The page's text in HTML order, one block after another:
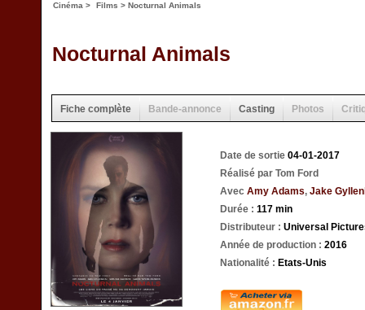
Cinéma > Films > Nocturnal Animals
Nocturnal Animals
Fiche complète Bande-annonce Casting Photos
Date de sortie 04-01-2017
Réalisé par Tom Ford
Avec Amy Adams, Jake
Durée : 117 min
Distributeur : Universal
Année de production : 2016
Nationalité : Etats-Unis